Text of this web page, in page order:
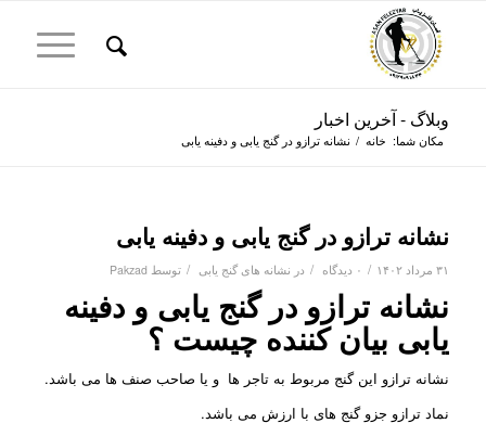
وبلاگ - آخرین اخبار
مکان شما: خانه / نشانه ترازو در گنج یابی و دفینه یابی
نشانه ترازو در گنج یابی و دفینه یابی
۳۱ مرداد ۱۴۰۲ / ۰ دیدگاه / در نشانه های گنج یابی / توسط Pakzad
نشانه ترازو در گنج یابی و دفینه
یابی بیان کننده چیست ؟
نشانه ترازو این گنج مربوط به تاجر ها و یا صاحب صنف ها می باشد.
نماد ترازو جزو گنج های با ارزش می باشد.